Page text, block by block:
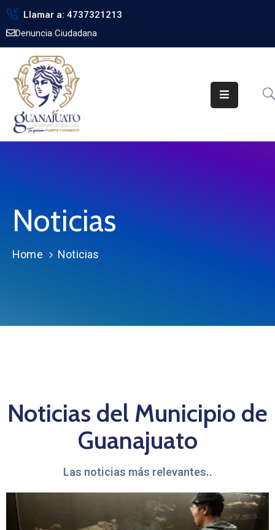
Llamar a: 4737321213
Denuncia Ciudadana
Inicio
Gobierno
Trámites
Noticias
Pública
Biblioteca
Noticias
Home Noticias
Noticias del Municipio de
Guanajuato
Las noticias más relevantes..